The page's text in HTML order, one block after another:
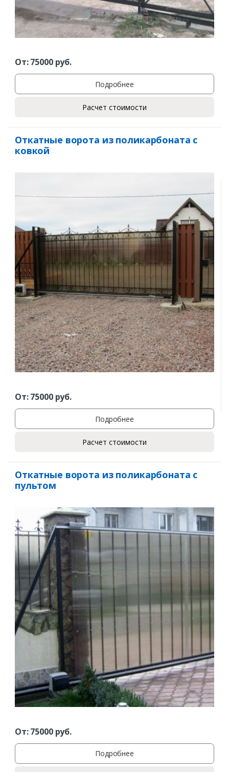
От:75000руб.
Подробнее
Расчет стоимости
Откатные ворота из поликарбоната с
ковкой
От:75000руб.
Подробнее
Расчет стоимости
Откатные ворота из поликарбоната с
пультом
От:75000руб.
Подробнее